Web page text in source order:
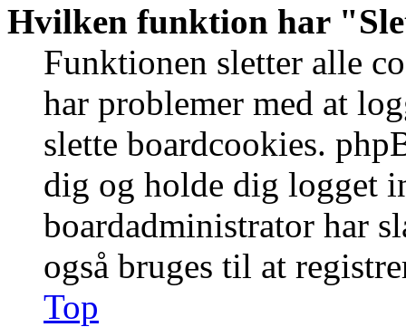
Hvilken funktion har
Funktionen sletter alle
har problemer med at
slette boardcookies.
dig og holde dig logget
boardadministrator har
også bruges til at
Top